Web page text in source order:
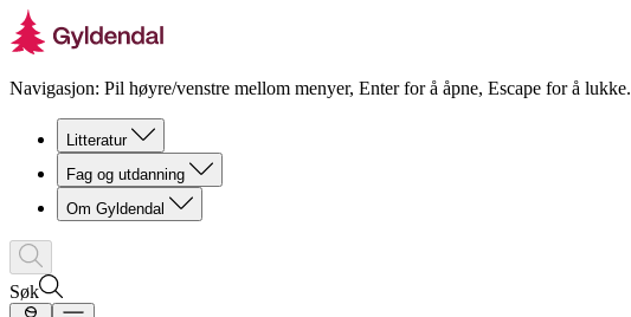
Navigasjon: Pil høyre/venstre mellom menyer, Enter for å åpne, Escape for å lukke.
Litteratur
Fag og utdanning
Om Gyldendal
Søk